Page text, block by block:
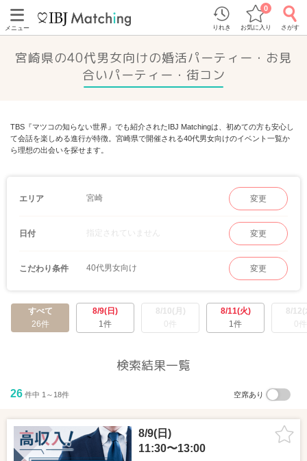
メニュー りれき お気に入り
0
さがす
宮崎県の40代男女向けの婚活パーティー・お見
合いパーティー・街コン
TBS『マツコの知らない世界』でも紹介されたIBJ Matchingは、初めての方も安心し
て会話を楽しめる進行が特徴。宮崎県で開催される40代男女向けのイベント一覧か
ら理想の出会いを探せます。
エリア 宮崎 変更
日付 指定されていません 変更
こだわり条件 40代男女向け 変更
すべて
26件
8/9(日)
1件
8/10(月)
0件
8/11(火)
1件
8/12(
0件
検索結果一覧
26 件中 1～18件 空席あり
8/9(日)
11:30〜13:00